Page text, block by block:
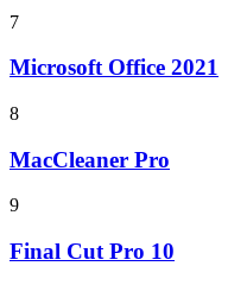
7
Microsoft Office 2021
8
MacCleaner Pro
9
Final Cut Pro 10